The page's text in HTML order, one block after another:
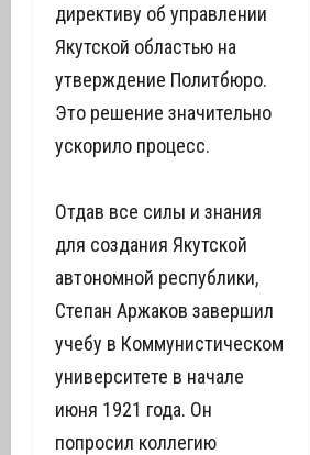
директиву об управлении
Якутской областью на
утверждение Политбюро.
Это решение значительно
ускорило процесс.
Отдав все силы и знания
для создания Якутской
автономной республики,
Степан Аржаков завершил
учебу в Коммунистическом
университете в начале
июня 1921 года. Он
попросил коллегию